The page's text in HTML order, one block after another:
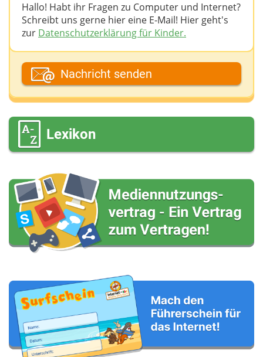
Hallo! Habt ihr Fragen zu Computer und Internet?
Schreibt uns gerne hier eine E-Mail! Hier geht's
zur Datenschutzerklärung für Kinder.
Dein Fantasiename
Deine E-Mail-Adresse (wenn du eine Antwort
möchtest)
Deine Nachricht
Nachricht senden
Lexikon